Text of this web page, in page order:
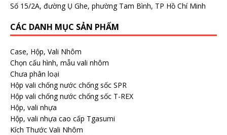
Số 15/2A, đường Ụ Ghe, phường Tam Bình, TP Hồ Chí Minh
CÁC DANH MỤC SẢN PHẨM
Case, Hộp, Vali Nhôm
Chọn cấu hình, mẫu vali nhôm
Chưa phân loại
Hộp vali chống nước chống sốc SPR
Hộp vali chống nước chống sốc T-REX
Hộp, vali nhựa
Hộp, vali nhựa cao cấp Tgasumi
Kích Thước Vali Nhôm